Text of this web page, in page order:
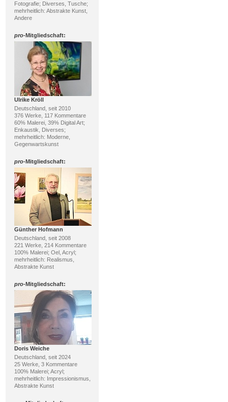
Fotografie; Diverses, Tusche;
mehrheitlich: Abstrakte Kunst,
Andere
pro-Mitgliedschaft:
Ulrike Kröll
Deutschland, seit 2010
376 Werke, 117 Kommentare
60% Malerei, 39% Digital Art;
Enkaustik, Diverses;
mehrheitlich: Moderne,
Gegenwartskunst
pro-Mitgliedschaft:
Günther Hofmann
Deutschland, seit 2008
221 Werke, 214 Kommentare
100% Malerei; Oel, Acryl;
mehrheitlich: Realismus,
Abstrakte Kunst
pro-Mitgliedschaft:
Doris Weiche
Deutschland, seit 2024
25 Werke, 3 Kommentare
100% Malerei; Acryl;
mehrheitlich: Impressionismus,
Abstrakte Kunst